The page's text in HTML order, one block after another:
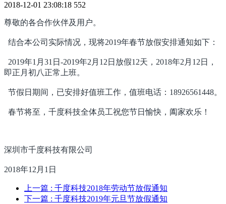
2018-12-01 23:08:18 552
尊敬的各合作伙伴及用户。
结合本公司实际情况，现将2019年春节放假安排通知如下：
2019年1月31日-2019年2月12日放假12天，2018年2月12日，
即正月初八正常上班。
节假日期间，已安排好值班工作，值班电话：18926561448。
春节将至，千度科技全体员工祝您节日愉快，阖家欢乐！
深圳市千度科技有限公司
2018年12月1日
上一篇 : 千度科技2018年劳动节放假通知
下一篇 : 千度科技2019年元旦节放假通知